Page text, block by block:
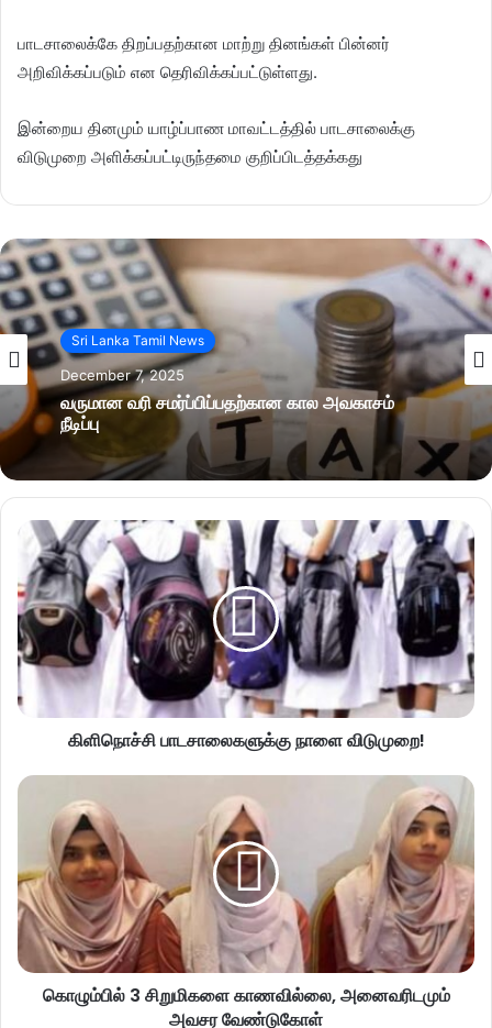
பாடசாலைக்கே திறப்பதற்கான மாற்று தினங்கள் பின்னர்
அறிவிக்கப்படும் என தெரிவிக்கப்பட்டுள்ளது.
இன்றைய தினமும் யாழ்ப்பாண மாவட்டத்தில் பாடசாலைக்கு
விடுமுறை அளிக்கப்பட்டிருந்தமை குறிப்பிடத்தக்கது
Sri Lanka Tamil News
December 7, 2025
வருமான வரி சமர்ப்பிப்பதற்கான கால அவகாசம்
நீடிப்பு
கிளிநொச்சி பாடசாலைகளுக்கு நாளை விடுமுறை!
கொழும்பில் 3 சிறுமிகளை காணவில்லை, அனைவரிடமும்
அவசர வேண்டுகோள்